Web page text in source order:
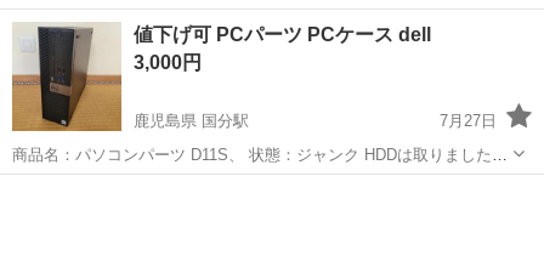
日128日★クリーンルーム内作業★マイカー通勤OK＆無料駐車場あり
★就業先食堂利用可！日払い制度あり！《茨城県常陸大宮市》 人気の
工場のお仕事 ◇コネクタ製造工...
茨城 常陸大宮市 静駅 その他
値下げ可 PCパーツ PCケース dell
3,000円
鹿児島県 国分駅
7月27日
商品名：パソコンパーツ D11S、 状態：ジャンク HDDは取りましたが
その他は不明です 動作未確認 国分での取り引きとなります。 プラス